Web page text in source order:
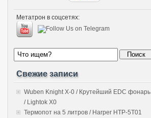
Метатрон в соцсетях:
Свежие записи
Wuben Knight X-0 / Крутейший EDC фонарь
/ Lightok X0
Термопот на 5 литров / Harper HTP-5T01